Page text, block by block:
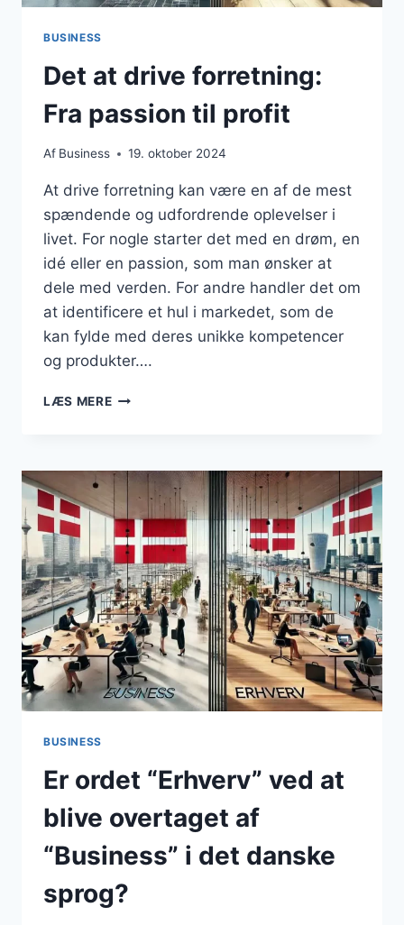
BUSINESS
Det at drive forretning:
Fra passion til profit
Af Business 19. oktober 2024
At drive forretning kan være en af de mest
spændende og udfordrende oplevelser i
livet. For nogle starter det med en drøm, en
idé eller en passion, som man ønsker at
dele med verden. For andre handler det om
at identificere et hul i markedet, som de
kan fylde med deres unikke kompetencer
og produkter….
LÆS MEREDET
FRA
PASSION
PROFIT
BUSINESS
Er ordet “Erhverv” ved at
blive overtaget af
“Business” i det danske
sprog?